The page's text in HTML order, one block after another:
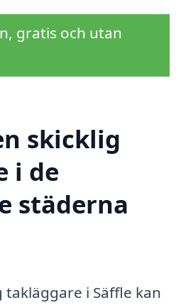
gratis och utan
skicklig
i de
städerna
i Säffle kan